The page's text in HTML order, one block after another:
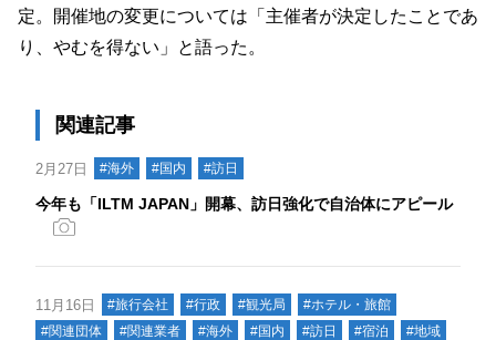
定。開催地の変更については「主催者が決定したことであ
り、やむを得ない」と語った。
関連記事
2月27日 #海外 #国内 #訪日
今年も「ILTM JAPAN」開幕、訪日強化で自治体にアピール
11月16日 #旅行会社 #行政 #観光局
#ホテル・旅館
#関連団体
#関連業者 #海外 #国内 #訪日 #宿泊 #地域